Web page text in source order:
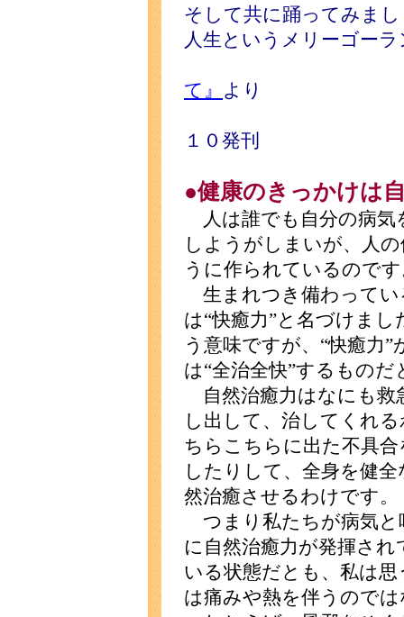
そして共に踊ってみま
人生というメリーゴー
て』
より
１０発刊
●健康のきっかけは
人は誰でも自分の病気
しようがしまいが、人
うに作られているので
生まれつき備わってい
は“快癒力”と名づけまし
う意味ですが、“快癒力
は“全治全快”するもの
自然治癒力はなにも救
し出して、治してくれ
ちらこちらに出た不具
したりして、全身を健
然治癒させるわけです。
つまり私たちが病気と
に自然治癒力が発揮さ
いる状態だとも、私は
は痛みや熱を伴うので